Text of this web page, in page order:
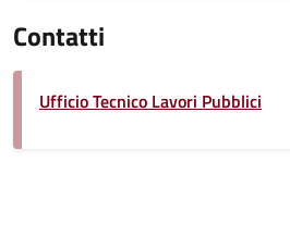
Contatti
Ufficio Tecnico Lavori Pubblici